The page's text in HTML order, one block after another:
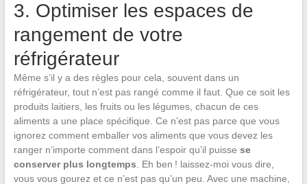
3. Optimiser les espaces de
rangement de votre
réfrigérateur
Même s’il y a des règles pour cela, souvent dans un
réfrigérateur, tout n’est pas rangé comme il faut. Que ce soit les
produits laitiers, les fruits ou les légumes, chacun de ces
aliments a une place spécifique. Ce n’est pas parce que vous
ignorez comment emballer vos aliments que vous devez les
ranger n’importe comment dans l’espoir qu’il puisse se
conserver plus longtemps . Eh ben ! laissez-moi vous dire,
vous vous gourez et ce n’est pas qu’un peu. Avec une machine,